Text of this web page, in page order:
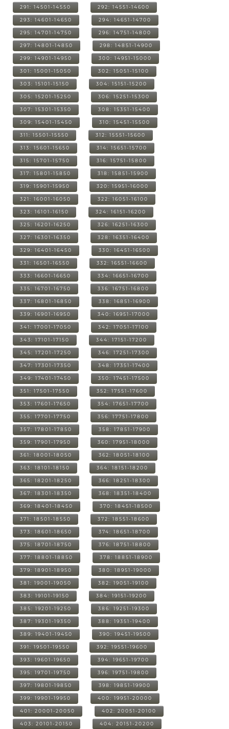
291: 14501-14550 292: 14551-14600
293: 14601-14650 294: 14651-14700
295: 14701-14750 296: 14751-14800
297: 14801-14850 298: 14851-14900
299: 14901-14950 300: 14951-15000
301: 15001-15050 302: 15051-15100
303: 15101-15150 304: 15151-15200
305: 15201-15250 306: 15251-15300
307: 15301-15350 308: 15351-15400
309: 15401-15450 310: 15451-15500
311: 15501-15550 312: 15551-15600
313: 15601-15650 314: 15651-15700
315: 15701-15750 316: 15751-15800
317: 15801-15850 318: 15851-15900
319: 15901-15950 320: 15951-16000
321: 16001-16050 322: 16051-16100
323: 16101-16150 324: 16151-16200
325: 16201-16250 326: 16251-16300
327: 16301-16350 328: 16351-16400
329: 16401-16450 330: 16451-16500
331: 16501-16550 332: 16551-16600
333: 16601-16650 334: 16651-16700
335: 16701-16750 336: 16751-16800
337: 16801-16850 338: 16851-16900
339: 16901-16950 340: 16951-17000
341: 17001-17050 342: 17051-17100
343: 17101-17150 344: 17151-17200
345: 17201-17250 346: 17251-17300
347: 17301-17350 348: 17351-17400
349: 17401-17450 350: 17451-17500
351: 17501-17550 352: 17551-17600
353: 17601-17650 354: 17651-17700
355: 17701-17750 356: 17751-17800
357: 17801-17850 358: 17851-17900
359: 17901-17950 360: 17951-18000
361: 18001-18050 362: 18051-18100
363: 18101-18150 364: 18151-18200
365: 18201-18250 366: 18251-18300
367: 18301-18350 368: 18351-18400
369: 18401-18450 370: 18451-18500
371: 18501-18550 372: 18551-18600
373: 18601-18650 374: 18651-18700
375: 18701-18750 376: 18751-18800
377: 18801-18850 378: 18851-18900
379: 18901-18950 380: 18951-19000
381: 19001-19050 382: 19051-19100
383: 19101-19150 384: 19151-19200
385: 19201-19250 386: 19251-19300
387: 19301-19350 388: 19351-19400
389: 19401-19450 390: 19451-19500
391: 19501-19550 392: 19551-19600
393: 19601-19650 394: 19651-19700
395: 19701-19750 396: 19751-19800
397: 19801-19850 398: 19851-19900
399: 19901-19950 400: 19951-20000
401: 20001-20050 402: 20051-20100
403: 20101-20150 404: 20151-20200